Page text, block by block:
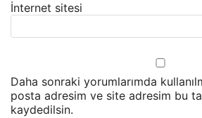
İnternet sitesi
Daha sonraki yorumlarımda
posta adresim ve site adresim bu
kaydedilsin.